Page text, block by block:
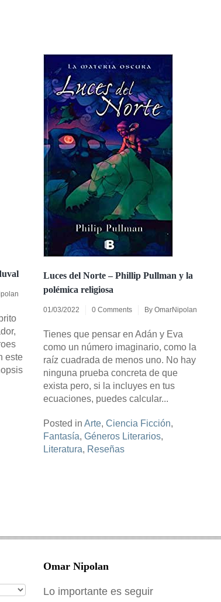
este
Luces del Norte – Phillip Pullman y la
polémica religiosa
01/03/2022 0 Comments By OmarNipolan
Tienes que pensar en Adán y Eva
como un número imaginario, como la
raíz cuadrada de menos uno. No hay
ninguna prueba concreta de que
exista pero, si la incluyes en tus
ecuaciones, puedes calcular...
Posted in Arte, Ciencia Ficción,
Fantasía, Géneros Literarios,
Literatura, Reseñas
Omar Nipolan
Lo importante es seguir